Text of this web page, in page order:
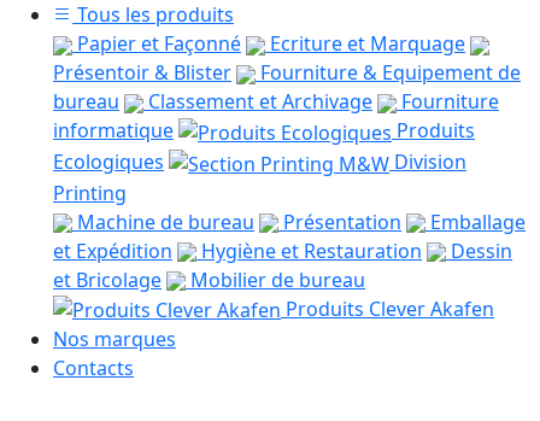
Tous les produits
Papier et Façonné
Ecriture et Marquage
Présentoir & Blister
Fourniture & Equipement de
bureau
Classement et Archivage
Fourniture
informatique
Produits
Ecologiques
Division
Printing
Machine de bureau
Présentation
Emballage
et Expédition
Hygiène et Restauration
Dessin
et Bricolage
Mobilier de bureau
Produits Clever Akafen
Nos marques
Contacts